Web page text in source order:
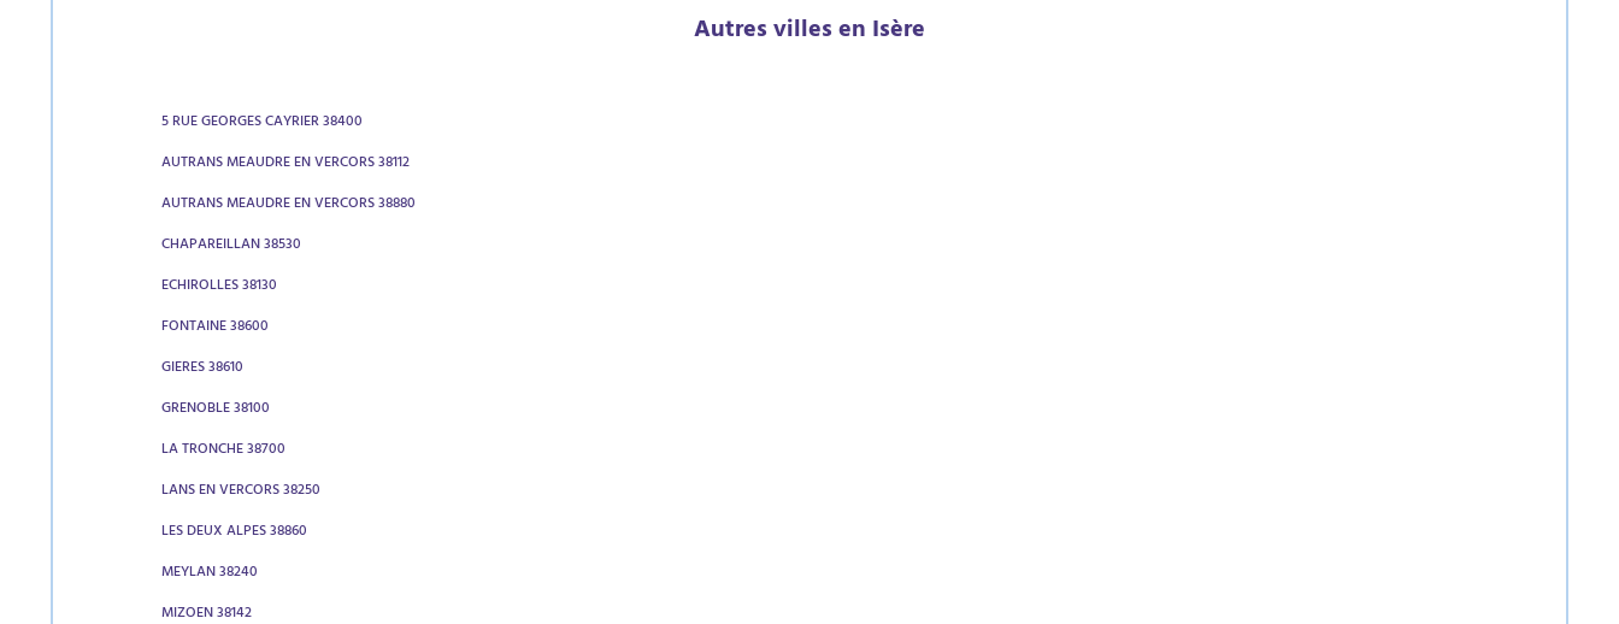
Autres villes en Isère
5 RUE GEORGES CAYRIER 38400
AUTRANS MEAUDRE EN VERCORS 38112
AUTRANS MEAUDRE EN VERCORS 38880
CHAPAREILLAN 38530
ECHIROLLES 38130
FONTAINE 38600
GIERES 38610
GRENOBLE 38100
LA TRONCHE 38700
LANS EN VERCORS 38250
LES DEUX ALPES 38860
MEYLAN 38240
MIZOEN 38142